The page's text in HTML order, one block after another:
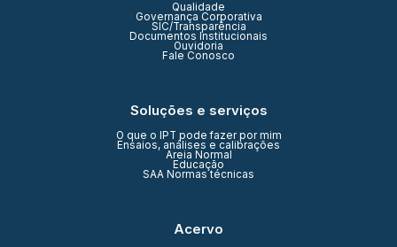
Qualidade
Governança Corporativa
SIC/Transparência
Documentos Institucionais
Ouvidoria
Fale Conosco
Soluções e serviços
O que o IPT pode fazer por mim
Ensaios, análises e calibrações
Areia Normal
Educação
SAA Normas técnicas
Acervo